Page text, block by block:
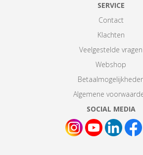
SERVICE
Contact
Klachten
Veelgestelde vragen
Webshop
Algemene
SOCIAL MEDIA